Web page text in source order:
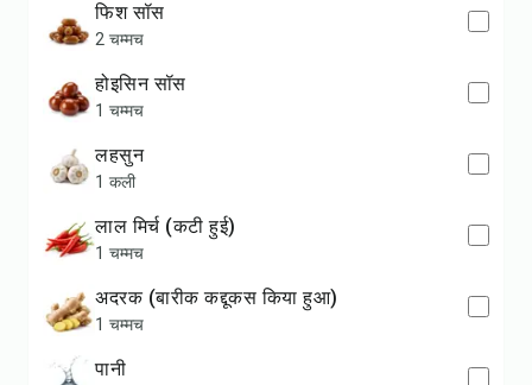
फिश सॉस
2 चम्मच
होइसिन सॉस
1 चम्मच
लहसुन
1 कली
लाल मिर्च (कटी हुई)
1 चम्मच
अदरक (बारीक कद्दूकस किया हुआ)
1 चम्मच
पानी